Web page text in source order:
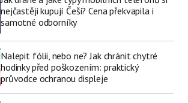
nejčastěji kupují Češi? Cena překvapila i
samotné odborníky
Nalepit fólii, nebo ne? Jak chránit chytré
hodinky před poškozením: praktický
průvodce ochranou displeje